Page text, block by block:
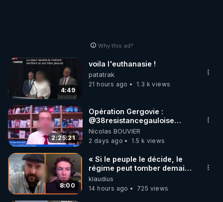
Why this ad?
4:49
voila l'euthanasie !
patatrak
21 hours ago
1.3 k views
2:25:21
Opération Gergovie :
‪@38resistancegauloise‬
‪@MarionSigautOfficiel‬
‪@gladysriifard5710‬ Laëtitia
Nicolas BOUVIER
2 days ago
1.5 k views
8:00
« Si le peuple le décide, le
régime peut tomber demain !
»
klaudius
14 hours ago
725 views